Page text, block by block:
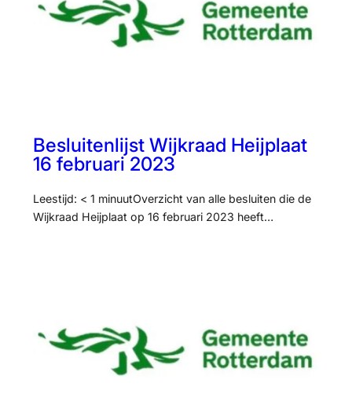
Besluitenlijst Wijkraad Heijplaat
16 februari 2023
Leestijd: < 1 minuutOverzicht van alle besluiten die de
Wijkraad Heijplaat op 16 februari 2023 heeft…